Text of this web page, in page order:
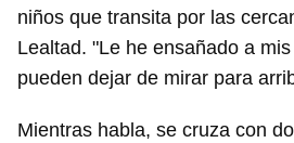
niños que transita por las
Lealtad. "Le he ensañado a
pueden dejar de mirar para
Mientras habla, se cruza con